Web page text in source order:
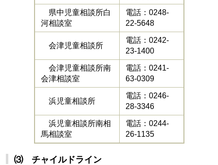
県中児童相談所白
河相談室
電話：0248-
22-5648
会津児童相談所
電話：0242-
23-1400
会津児童相談所南
会津相談室
電話：0241-
63-0309
浜児童相談所
電話：0246-
28-3346
浜児童相談所南相
馬相談室
電話：0244-
26-1135
⑶ チャイルドライン